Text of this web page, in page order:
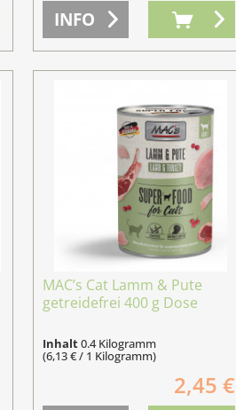
INFO
MAC’s Cat Lamm & Pute
getreidefrei 400 g Dose
Inhalt0.4 Kilogramm
(6,13 € / 1 Kilogramm)
2,45 €